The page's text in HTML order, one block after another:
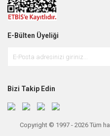
E-Bülten Üyeliği
Bizi Takip Edin
Copyright © 1997 - 2026 Tüm